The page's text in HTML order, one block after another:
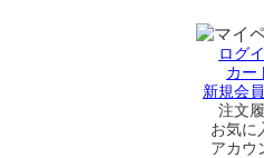
ログ
カー
新規会
注文
お気に
アカウ